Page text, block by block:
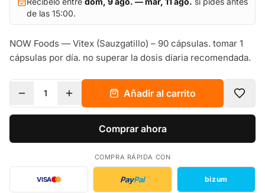
de las 15:00.
NOW Foods — Vitex (Sauzgatillo) – 90 cápsulas. tomar 1
cápsulas por día. no superar la dosis diaria recomendada.
1 Añadir al carrito
Comprar ahora
COMPRA RÁPIDA CON
VISA PayPal bizum